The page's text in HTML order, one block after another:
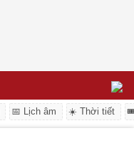
📅 Lịch âm ☀️ Thời tiết